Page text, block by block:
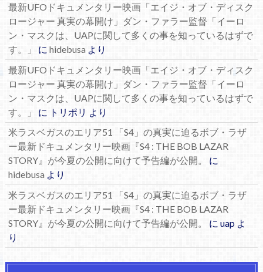
最新UFOドキュメンタリー映画「エイジ・オブ・ディスク
ロージャー 真実の幕開け」ダン・ファラー監督「イーロ
ン・マスクは、UAPに関して多くの事を知っているはずで
す。」
に hidebusaより
最新UFOドキュメンタリー映画「エイジ・オブ・ディスク
ロージャー 真実の幕開け」ダン・ファラー監督「イーロ
ン・マスクは、UAPに関して多くの事を知っているはずで
す。」
に トリポリ より
米ラスベガスのエリア51 「S4」の真実に迫るボブ・ラザ
ー最新ドキュメンタリー映画『S4 : THE BOB LAZAR
STORY』が今夏の公開に向けて予告編が公開。
に
hidebusaより
米ラスベガスのエリア51 「S4」の真実に迫るボブ・ラザ
ー最新ドキュメンタリー映画『S4 : THE BOB LAZAR
STORY』が今夏の公開に向けて予告編が公開。
に uapよ
り